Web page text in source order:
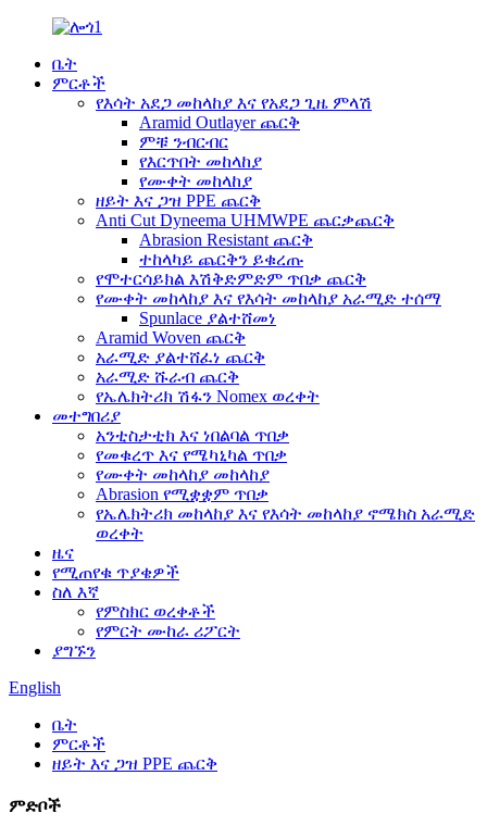
ቤት
ምርቶች
የእሳት አደጋ መከላከያ እና የአደጋ ጊዜ ምላሽ
Aramid Outlayer ጨርቅ
ምቹ ንብርብር
የእርጥበት መከላከያ
የሙቀት መከላከያ
ዘይት እና ጋዝ PPE ጨርቅ
Anti Cut Dyneema UHMWPE ጨርቃጨርቅ
Abrasion Resistant ጨርቅ
ተከላካይ ጨርቅን ይቁረጡ
የሞተርሳይክል እሽቅድምድም ጥበቃ ጨርቅ
የሙቀት መከላከያ እና የእሳት መከላከያ አራሚድ ተሰማ
Spunlace ያልተሸመነ
Aramid Woven ጨርቅ
አራሚድ ያልተሸፈነ ጨርቅ
አራሚድ ሹራብ ጨርቅ
የኤሌክትሪክ ሽፋን Nomex ወረቀት
መተግበሪያ
አንቲስታቲክ እና ነበልባል ጥበቃ
የመቁረጥ እና የሜካኒካል ጥበቃ
የሙቀት መከላከያ መከላከያ
Abrasion የሚቋቋም ጥበቃ
የኤሌክትሪክ መከላከያ እና የእሳት መከላከያ ኖሜክስ አራሚድ
ወረቀት
ዜና
የሚጠየቁ ጥያቄዎች
ስለ እኛ
የምስክር ወረቀቶች
የምርት ሙከራ ሪፖርት
ያግኙን
English
ቤት
ምርቶች
ዘይት እና ጋዝ PPE ጨርቅ
ምድቦች